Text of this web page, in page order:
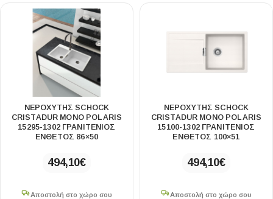
ΝΕΡΟΧΥΤΗΣ SCHOCK
CRISTADUR MONO POLARIS
15295-1302 ΓΡΑΝΙΤΕΝΙΟΣ
ΕΝΘΕΤΟΣ 86×50
494,10€
Αποστολή στο χώρο σου
ΝΕΡΟΧΥΤΗΣ SCHOCK
CRISTADUR MONO POLARIS
15100-1302 ΓΡΑΝΙΤΕΝΙΟΣ
ΕΝΘΕΤΟΣ 100×51
494,10€
Αποστολή στο χώρο σου